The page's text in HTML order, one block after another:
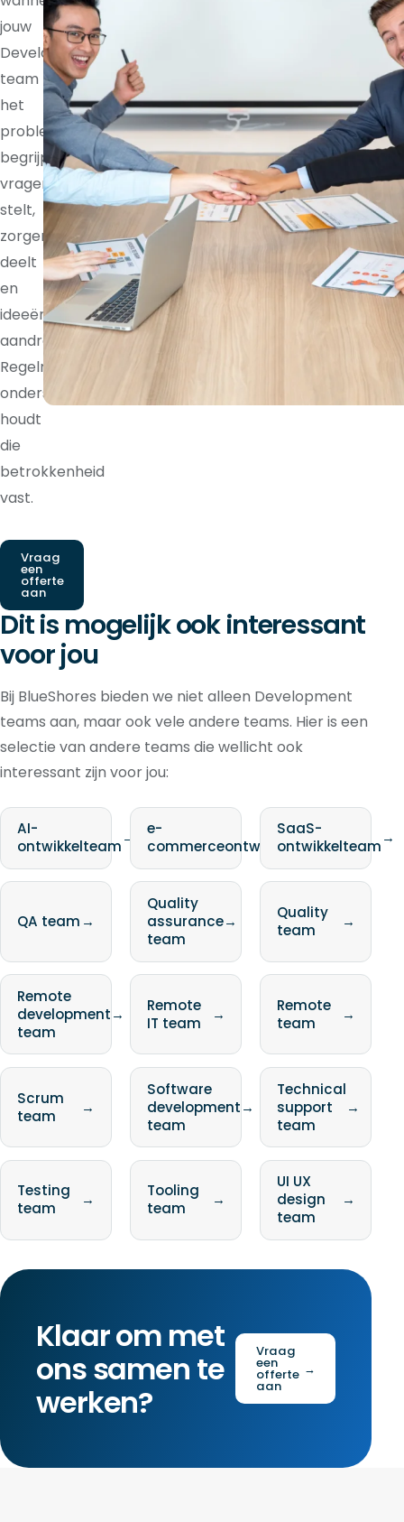
jouw
Development
team
het
probleem
begrijpt,
vragen
stelt,
zorgen
deelt
en
ideeën
aandraagt.
Regelmatige
ondersteuning
houdt
die
betrokkenheid
vast.
Vraag
een
offerte
aan
Dit is mogelijk ook interessant
voor jou
Bij BlueShores bieden we niet alleen Development
teams aan, maar ook vele andere teams. Hier is een
selectie van andere teams die wellicht ook
interessant zijn voor jou:
AI-
ontwikkelteam→
e-
commerceontwikkelteam →
SaaS-
ontwikkelteam→
QA team →
Quality
assurance
team
→
Quality
team
→
Remote
development
team
→
Remote
IT team
→
Remote
team
→
Scrum
team
→
Software
development
team
→
Technical
support
team
→
Testing
team
→
Tooling
team
→
UI UX
design
team
→
Klaar om met
ons samen te
werken?
Vraag
een
offerte
aan
→